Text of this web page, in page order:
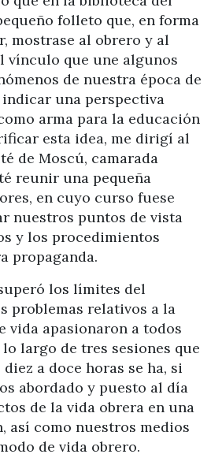
folleto que, en forma
mostrase al obrero y al
vínculo que une algunos
de nuestra época de
una perspectiva
arma para la educación
esta idea, me dirigí al
de Moscú, camarada
reunir una pequeña
en cuyo curso fuese
nuestros puntos de vista
y los procedimientos
propaganda.
los límites del
problemas relativos a la
vida apasionaron a todos
largo de tres sesiones que
a doce horas se ha, si
abordado y puesto al día
de la vida obrera en una
así como nuestros medios
de vida obrero.